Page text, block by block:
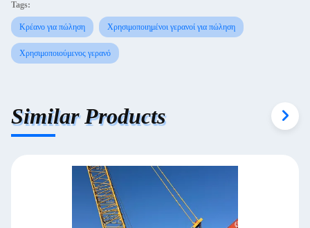
Tags:
Κρέανο για πώληση Χρησιμοποιημένοι γερανοί για πώληση
Χρησιμοποιούμενος γερανό
Similar Products